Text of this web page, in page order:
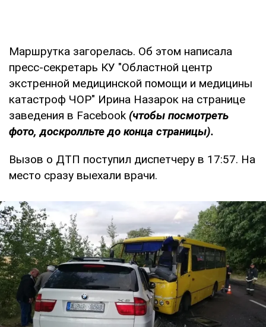
Маршрутка загорелась. Об этом написала
пресс-секретарь КУ "Областной центр
экстренной медицинской помощи и медицины
катастроф ЧОР" Ирина Назарок на странице
заведения в Facebook (чтобы посмотреть
фото, доскролльте до конца страницы).
Вызов о ДТП поступил диспетчеру в 17:57. На
место сразу выехали врачи.